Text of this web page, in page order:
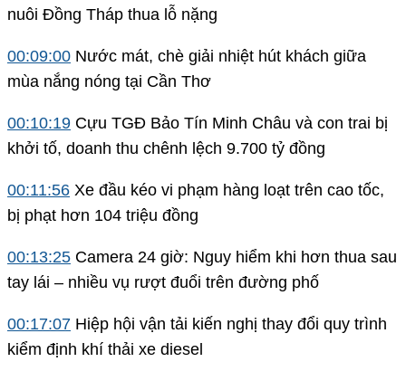
nuôi Đồng Tháp thua lỗ nặng
00:09:00 Nước mát, chè giải nhiệt hút khách giữa
mùa nắng nóng tại Cần Thơ
00:10:19 Cựu TGĐ Bảo Tín Minh Châu và con trai bị
khởi tố, doanh thu chênh lệch 9.700 tỷ đồng
00:11:56 Xe đầu kéo vi phạm hàng loạt trên cao tốc,
bị phạt hơn 104 triệu đồng
00:13:25 Camera 24 giờ: Nguy hiểm khi hơn thua sau
tay lái – nhiều vụ rượt đuổi trên đường phố
00:17:07 Hiệp hội vận tải kiến nghị thay đổi quy trình
kiểm định khí thải xe diesel